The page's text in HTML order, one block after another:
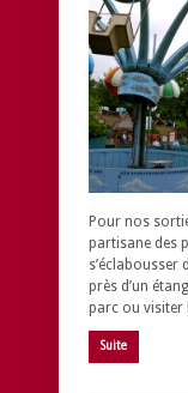
Pour nos
partisane des
s’éclabousser
près d’un
parc ou visiter
Suite